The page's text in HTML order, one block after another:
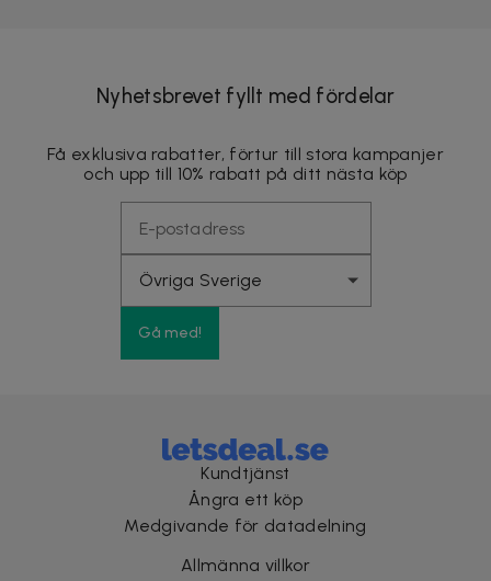
Nyhetsbrevet fyllt med fördelar
Få exklusiva rabatter, förtur till stora kampanjer
och upp till 10% rabatt på ditt nästa köp
Gå med!
Kundtjänst
Ångra ett köp
Medgivande för datadelning
Allmänna villkor